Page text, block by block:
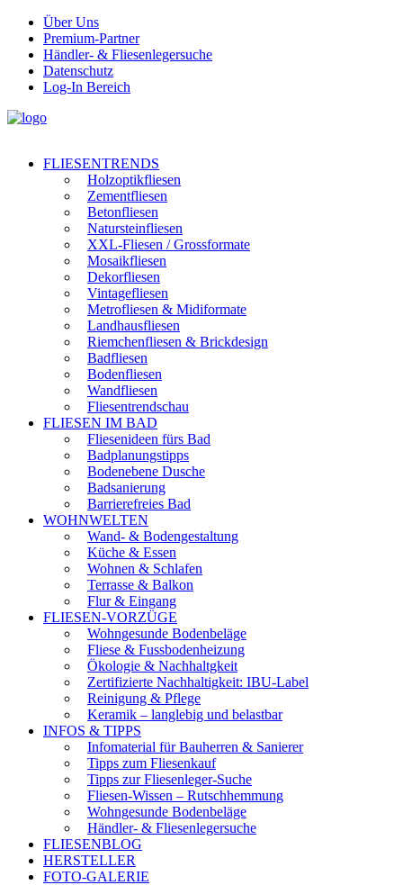
Über Uns
Premium-Partner
Händler- & Fliesenlegersuche
Datenschutz
Log-In Bereich
FLIESENTRENDS
Holzoptikfliesen
Zementfliesen
Betonfliesen
Natursteinfliesen
XXL-Fliesen / Grossformate
Mosaikfliesen
Dekorfliesen
Vintagefliesen
Metrofliesen & Midiformate
Landhausfliesen
Riemchenfliesen & Brickdesign
Badfliesen
Bodenfliesen
Wandfliesen
Fliesentrendschau
FLIESEN IM BAD
Fliesenideen fürs Bad
Badplanungstipps
Bodenebene Dusche
Badsanierung
Barrierefreies Bad
WOHNWELTEN
Wand- & Bodengestaltung
Küche & Essen
Wohnen & Schlafen
Terrasse & Balkon
Flur & Eingang
FLIESEN-VORZÜGE
Wohngesunde Bodenbeläge
Fliese & Fussbodenheizung
Ökologie & Nachhaltgkeit
Zertifizierte Nachhaltigkeit: IBU-Label
Reinigung & Pflege
Keramik – langlebig und belastbar
INFOS & TIPPS
Infomaterial für Bauherren & Sanierer
Tipps zum Fliesenkauf
Tipps zur Fliesenleger-Suche
Fliesen-Wissen – Rutschhemmung
Wohngesunde Bodenbeläge
Händler- & Fliesenlegersuche
FLIESENBLOG
HERSTELLER
FOTO-GALERIE